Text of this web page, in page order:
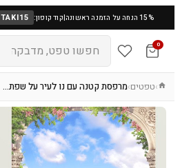
15% הנחה על הזמנה ראשונה |קוד קופון: TAKI15
0
›טפטים›מרפסת קטנה עם נו לעיר על שפת…